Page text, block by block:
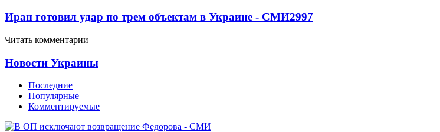
Иран готовил удар по трем объектам в Украине - СМИ2997
Читать комментарии
Новости Украины
Последние
Популярные
Комментируемые